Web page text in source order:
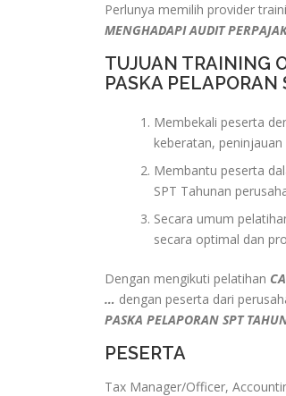
Perlunya memilih provider
MENGHADAPI AUDIT
TUJUAN TRAINING
PASKA
Membekali peserta
keberatan,
Membantu peserta
SPT Tahunan
Secara umum
secara optimal dan
Dengan mengikuti pelatihan
… dengan peserta dari
PASKA PELAPORAN SPT
PESERTA
Tax Manager/Officer,